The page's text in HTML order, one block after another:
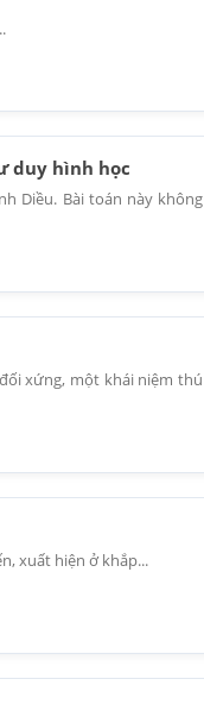
duy hình học
Diều. Bài toán này không
xứng, một khái niệm thú
xuất hiện ở khắp...